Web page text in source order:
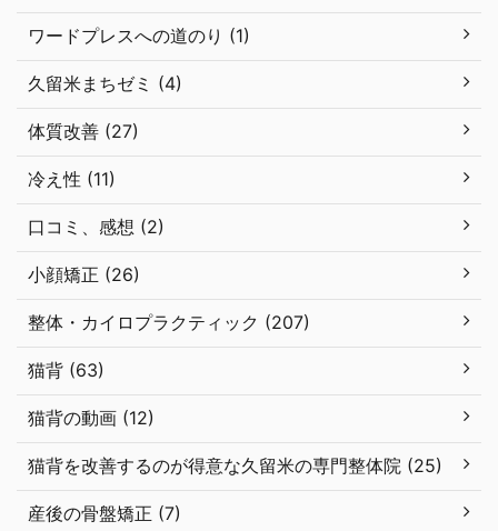
ワードプレスへの道のり (1)
久留米まちゼミ (4)
体質改善 (27)
冷え性 (11)
口コミ、感想 (2)
小顔矯正 (26)
整体・カイロプラクティック (207)
猫背 (63)
猫背の動画 (12)
猫背を改善するのが得意な久留米の専門整体院 (25)
産後の骨盤矯正 (7)